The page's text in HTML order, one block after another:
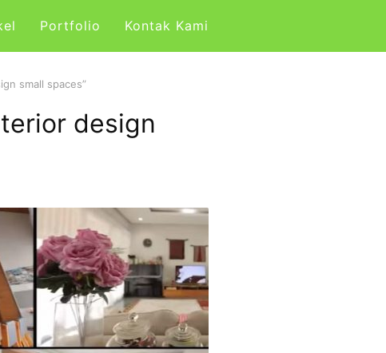
Portfolio Kontak Kami
small spaces”
design